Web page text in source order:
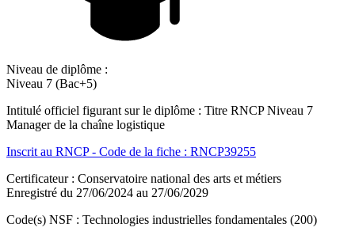
Niveau de diplôme :
Niveau 7 (Bac+5)
Intitulé officiel figurant sur le diplôme : Titre RNCP Niveau 7
Manager de la chaîne logistique
Inscrit au RNCP - Code de la fiche : RNCP39255
Certificateur : Conservatoire national des arts et métiers
Enregistré du 27/06/2024 au 27/06/2029
Code(s) NSF : Technologies industrielles fondamentales (200)